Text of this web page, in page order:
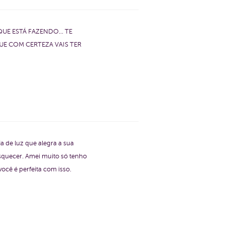
ESTÁ FAZENDO... TE
COM CERTEZA VAIS TER
de luz que alegra a sua
Amei muito só tenho
é perfeita com isso.